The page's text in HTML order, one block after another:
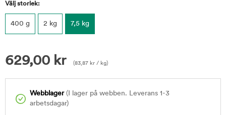
Välj storlek:
400 g 2 kg 7,5 kg
629,00 kr (83,87 kr / kg)
Webblager(I lager på webben. Leverans 1-3
arbetsdagar)